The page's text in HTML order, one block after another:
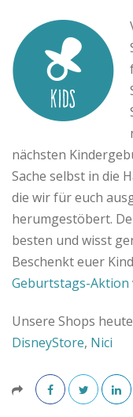
b
a
c
k
B
l
o
g
nächsten
Sache selbst in die
die wir für euch
herumgestöbert.
besten und wisst
Beschenkt euer
Geburtstags-Aktion
Unsere Shops
DisneyStore, Nici